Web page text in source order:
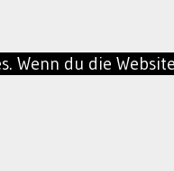
Wenn du die